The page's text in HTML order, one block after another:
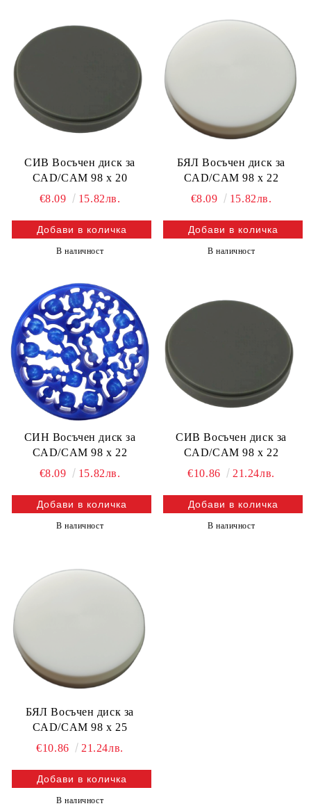
СИВ Восъчен диск за
CAD/CAM 98 х 20
€8.09
15.82лв.
В наличност
БЯЛ Восъчен диск за
CAD/CAM 98 х 22
€8.09
15.82лв.
В наличност
СИН Восъчен диск за
CAD/CAM 98 х 22
€8.09
15.82лв.
В наличност
СИВ Восъчен диск за
CAD/CAM 98 х 22
€10.86
21.24лв.
В наличност
БЯЛ Восъчен диск за
CAD/CAM 98 х 25
€10.86
21.24лв.
В наличност